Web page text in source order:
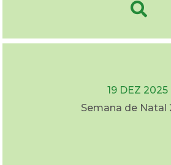
19 DEZ 2025
Semana de Natal